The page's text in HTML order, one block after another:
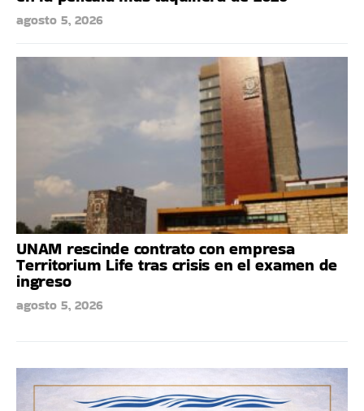
agosto 5, 2026
UNAM rescinde contrato con empresa
Territorium Life tras crisis en el examen de
ingreso
agosto 5, 2026